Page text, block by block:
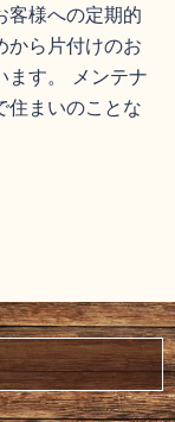
客様への定期的
から片付けのお
ます。 メンテナ
住まいのことな